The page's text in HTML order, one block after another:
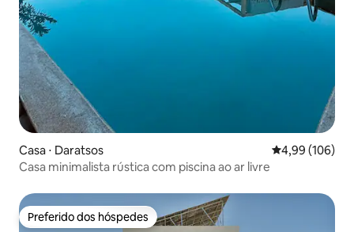
Casa ⋅ Daratsos 4,99 de uma
4,99 (106)
Casa minimalista rústica com piscina ao ar livre
Preferido dos hóspedes
Preferido dos hóspedes